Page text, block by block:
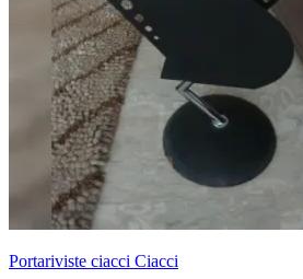
Portariviste ciacci Ciacci